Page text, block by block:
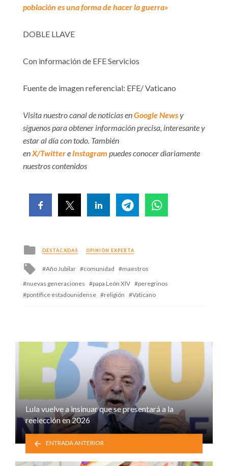
población es una forma de hacer la guerra»
DOBLE LLAVE
Con información de EFE Servicios
Fuente de imagen referencial: EFE/ Vaticano
Visita nuestro canal de noticias enGoogle Newsy
síguenos para obtener información precisa, interesante y
estar al día con todo. También
enX/Twittere Instagram puedes conocer diariamente
nuestros contenidos
Posted
in
DESTACADAS OPINIÓN EXPERTA
Tagged
Año Jubilar comunidad
maestros
nuevas generaciones
papa León XIV
peregrinos
pontífice estadounidense
religión Vaticano
Lula vuelve a insinuar que se presentará a la
reelección en 2026
ENTRADA ANTERIOR